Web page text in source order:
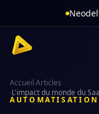
Accueil›Articles
›L'impact du monde du
AUTOMATISATION